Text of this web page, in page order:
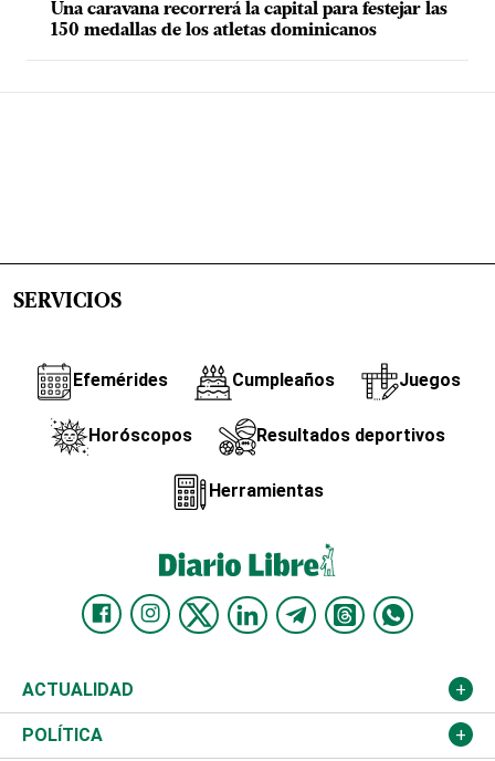
Una caravana recorrerá la capital para festejar las
150 medallas de los atletas dominicanos
SERVICIOS
Efemérides Cumpleaños Juegos
Horóscopos Resultados deportivos
Herramientas
ACTUALIDAD
Nacional
POLÍTICA